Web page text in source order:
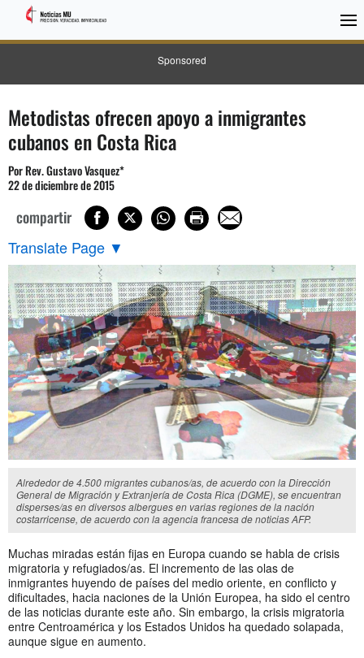
Sponsored
Metodistas ofrecen apoyo a inmigrantes
cubanos en Costa Rica
Por Rev. Gustavo Vasquez*
22 de diciembre de 2015
compartir
Translate Page ▼
Alrededor de 4.500 migrantes cubanos/as, de acuerdo con la Dirección
General de Migración y Extranjería de Costa Rica (DGME), se encuentran
disperses/as en diversos albergues en varias regiones de la nación
costarricense, de acuerdo con la agencia francesa de noticias AFP.
Muchas miradas están fijas en Europa cuando se habla de crisis
migratoria y refugiados/as. El incremento de las olas de
inmigrantes huyendo de países del medio oriente, en conflicto y
dificultades, hacia naciones de la Unión Europea, ha sido el centro
de las noticias durante este año. Sin embargo, la crisis migratoria
entre Centroamérica y los Estados Unidos ha quedado solapada,
aunque sigue en aumento.